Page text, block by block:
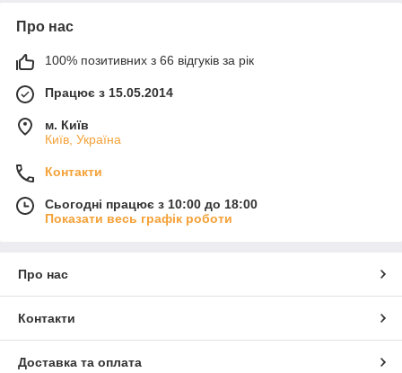
Про нас
100% позитивних з 66 відгуків за рік
Працює з 15.05.2014
м. Київ
Київ, Україна
Контакти
Сьогодні працює з 10:00 до 18:00
Показати весь графік роботи
Про нас
Контакти
Доставка та оплата